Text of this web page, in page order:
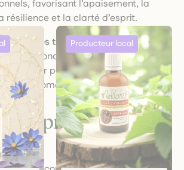
favorisant l’apaisement, la
résilience et la clarté d’esprit.
des troubles du quotidien:
concentration, énergie,
ou élixir peut être choisi en fonction
du moment.
de produits de la